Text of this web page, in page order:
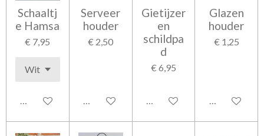
Schaaltj
e Hamsa
€ 7,95
In winkelwagen
Serveer
houder
€ 2,50
In winkelwagen
Gietijzer
en
schildpa
d
€ 6,95
Houd mij op de hoogte
Glazen
houder
€ 1,25
In